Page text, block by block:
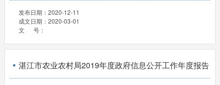
发布日期： 2020-12-11
成文日期： 2020-03-01
文 号：
湛江市农业农村局2019年度政府信息公开工作年度报告